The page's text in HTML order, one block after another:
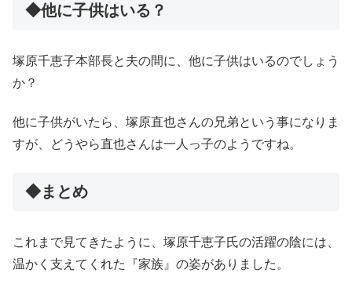
◆他に子供はいる？
塚原千恵子本部長と夫の間に、他に子供はいるのでしょう
か？
他に子供がいたら、塚原直也さんの兄弟という事になりま
すが、どうやら直也さんは一人っ子のようですね。
◆まとめ
これまで見てきたように、塚原千恵子氏の活躍の陰には、
温かく支えてくれた『家族』の姿がありました。